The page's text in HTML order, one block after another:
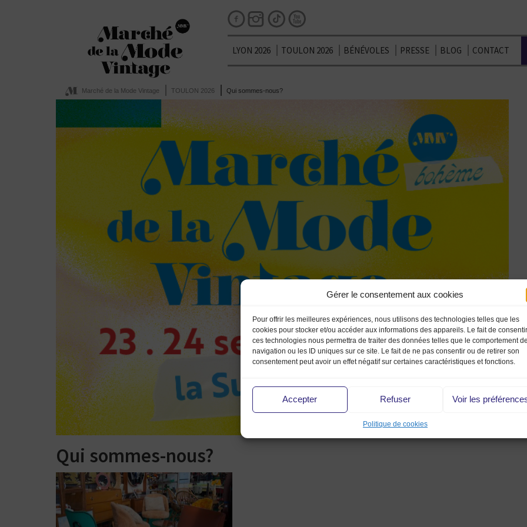
Gérer le consentement aux cookies
Pour offrir les meilleures expériences, nous utilisons des technologies telles que les
cookies pour stocker et/ou accéder aux informations des appareils. Le fait de
ces technologies nous permettra de traiter des données telles que le comportement de
navigation ou les ID uniques sur ce site. Le fait de ne pas consentir ou de retirer son
consentement peut avoir un effet négatif sur certaines caractéristiques et fonctions.
Accepter Refuser Voir les
Politique de cookies
LYON 2026 TOULON 2026 BÉNÉVOLES PRESSE BLOG CONTACT
Marché de la Mode Vintage TOULON 2026 Qui sommes-nous?
Qui sommes-nous?